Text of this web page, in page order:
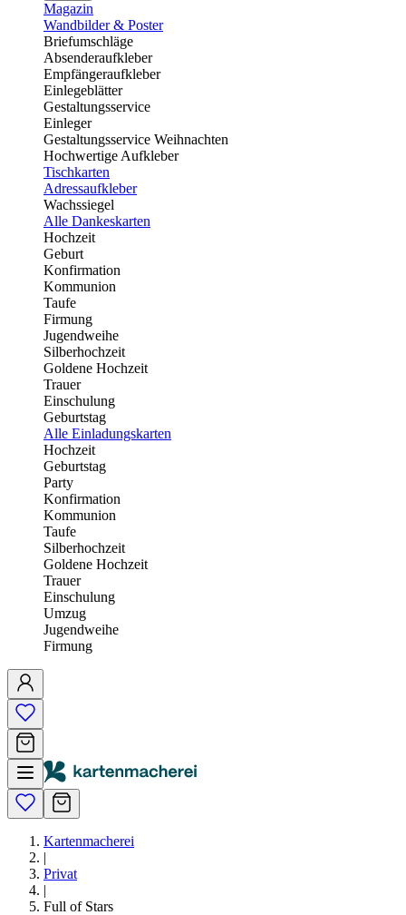
Magazin
Wandbilder & Poster
Briefumschläge
Absenderaufkleber
Empfängeraufkleber
Einlegeblätter
Gestaltungsservice
Einleger
Gestaltungsservice Weihnachten
Hochwertige Aufkleber
Tischkarten
Adressaufkleber
Wachssiegel
Alle Dankeskarten
Hochzeit
Geburt
Konfirmation
Kommunion
Taufe
Firmung
Jugendweihe
Silberhochzeit
Goldene Hochzeit
Trauer
Einschulung
Geburtstag
Alle Einladungskarten
Hochzeit
Geburtstag
Party
Konfirmation
Kommunion
Taufe
Silberhochzeit
Goldene Hochzeit
Trauer
Einschulung
Umzug
Jugendweihe
Firmung
Kartenmacherei
|
Privat
|
Full of Stars